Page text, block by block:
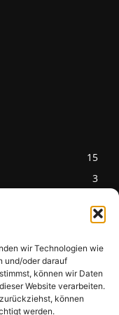
wir Technologien wie
und/oder darauf
können wir Daten
Website verarbeiten.
können
werden.
15
3
Pilzseite
Seltene Pilze aus
Mainfranken und
Deutschland